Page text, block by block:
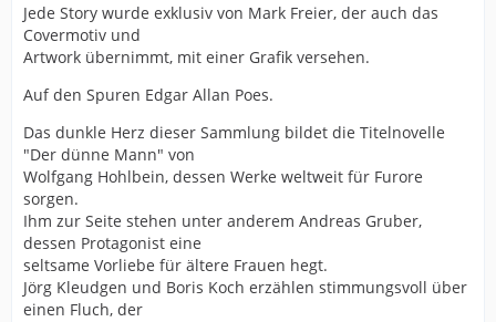
Jede Story wurde exklusiv von Mark Freier, der auch das
Covermotiv und
Artwork übernimmt, mit einer Grafik versehen.
Auf den Spuren Edgar Allan Poes.
Das dunkle Herz dieser Sammlung bildet die Titelnovelle
"Der dünne Mann" von
Wolfgang Hohlbein, dessen Werke weltweit für Furore
sorgen.
Ihm zur Seite stehen unter anderem Andreas Gruber,
dessen Protagonist eine
seltsame Vorliebe für ältere Frauen hegt.
Jörg Kleudgen und Boris Koch erzählen stimmungsvoll über
einen Fluch, der